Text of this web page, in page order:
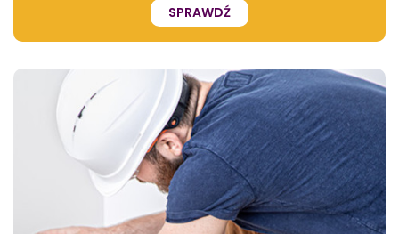
SPRAWDŹ